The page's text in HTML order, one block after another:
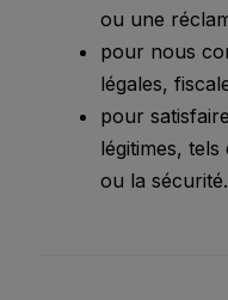
ou une
pour nous
légales,
pour
légitimes,
ou la sécurité.